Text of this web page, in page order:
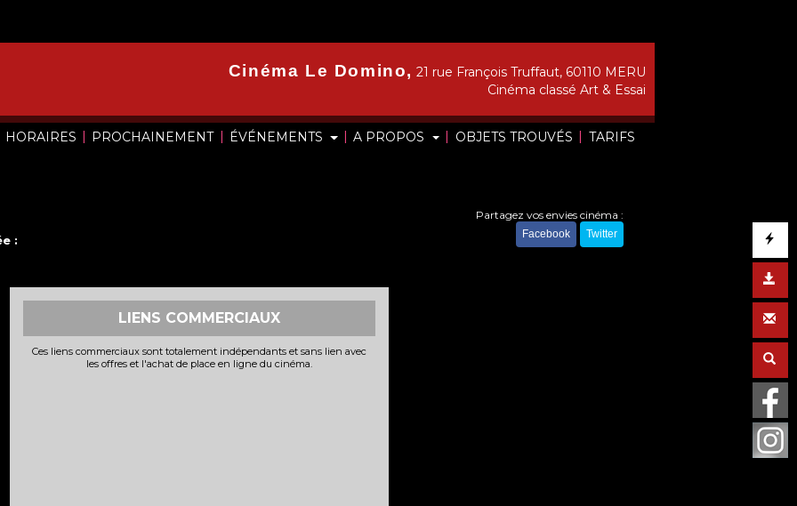
HORAIRES | PROCHAINEMENT | ÉVÉNEMENTS | A PROPOS | OBJETS TROUVÉS | TARIFS
Cinéma Le Domino, 21 rue François Truffaut, 60110 MERU
Cinéma classé Art & Essai
:
Partagez vos envies cinéma :
Facebook Twitter
LIENS COMMERCIAUX
Ces liens commerciaux sont totalement indépendants et sans lien avec
les offres et l'achat de place en ligne du cinéma.